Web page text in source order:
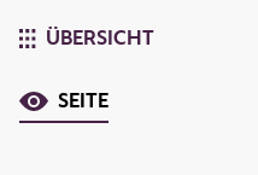
ÜBERSICHT
SEITE